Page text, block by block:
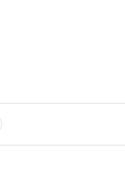
SUCHE